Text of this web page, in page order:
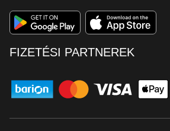
FIZETÉSI PARTNEREK